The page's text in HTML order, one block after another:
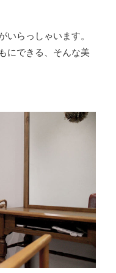
いらっしゃいます。
にできる、そんな美